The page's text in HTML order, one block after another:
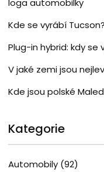
loga automobilky
Kde se vyrábí
Plug-in hybrid: kdy se
V jaké zemi jsou
Kde jsou polské
Kategorie
Automobily (92)